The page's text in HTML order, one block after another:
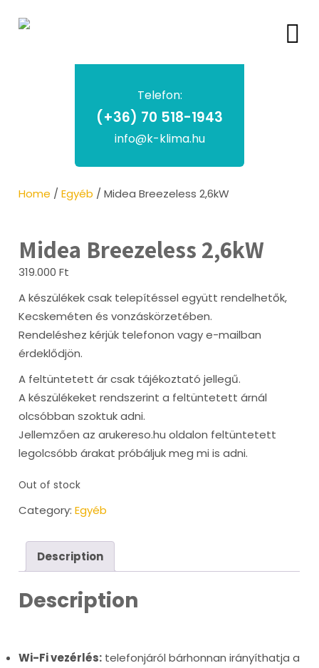
Telefon:
(+36) 70 518-1943
info@k-klima.hu
Home /Egyéb / Midea Breezeless 2,6kW
Midea Breezeless 2,6kW
319.000Ft
A készülékek csak telepítéssel együtt rendelhetők,
Kecskeméten és vonzáskörzetében.
Rendeléshez kérjük telefonon vagy e-mailban
érdeklődjön.
A feltüntetett ár csak tájékoztató jellegű.
A készülékeket rendszerint a feltüntetett árnál
olcsóbban szoktuk adni.
Jellemzően az arukereso.hu oldalon feltüntetett
legolcsóbb árakat próbáljuk meg mi is adni.
Out of stock
Category:Egyéb
Description
Description
Wi-Fi vezérlés: telefonjáról bárhonnan irányíthatja a